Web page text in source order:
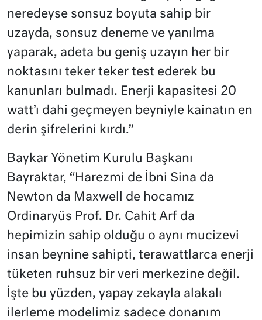
neredeyse sonsuz boyuta sahip bir
uzayda, sonsuz deneme ve yanılma
yaparak, adeta bu geniş uzayın her bir
noktasını teker teker test ederek bu
kanunları bulmadı. Enerji kapasitesi 20
watt’ı dahi geçmeyen beyniyle kainatın en
derin şifrelerini kırdı.”
Baykar Yönetim Kurulu Başkanı
Bayraktar, “Harezmi de İbni Sina da
Newton da Maxwell de hocamız
Ordinaryüs Prof. Dr. Cahit Arf da
hepimizin sahip olduğu o aynı mucizevi
insan beynine sahipti, terawattlarca enerji
tüketen ruhsuz bir veri merkezine değil.
İşte bu yüzden, yapay zekayla alakalı
ilerleme modelimiz sadece donanım